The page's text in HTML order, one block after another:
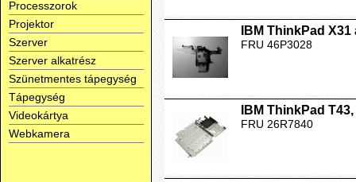
Processzorok
Projektor
Szerver
Szerver alkatrész
Szünetmentes tápegység
Tápegység
Videokártya
Webkamera
IBM ThinkPad
FRU 46P3028
IBM ThinkPad
FRU 26R7840